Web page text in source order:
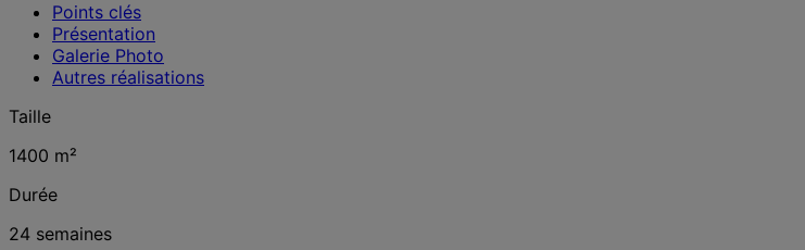
Points clés
Présentation
Galerie Photo
Autres réalisations
Taille
1400 m²
Durée
24 semaines